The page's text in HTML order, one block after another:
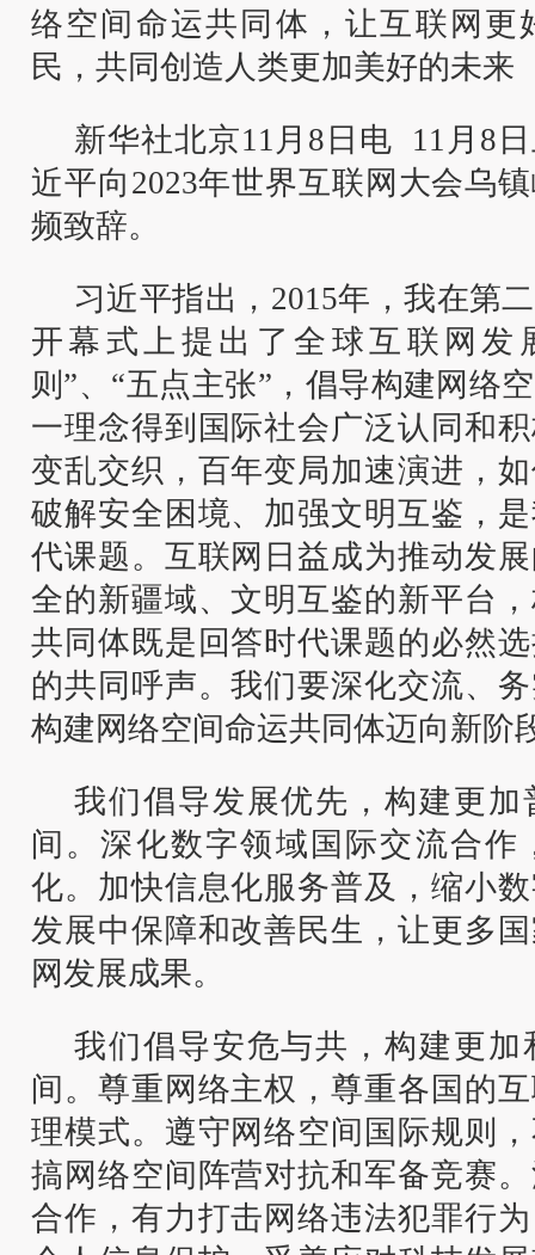
络空间命运共同体，让互联网更
民，共同创造人类更加美好的未来
新华社北京11月8日电 11月8
近平向2023年世界互联网大会乌
频致辞。
习近平指出，2015年，我在第
开幕式上提出了全球互联网发
则”、“五点主张”，倡导构建网络
一理念得到国际社会广泛认同和
变乱交织，百年变局加速演进，
破解安全困境、加强文明互鉴，
代课题。互联网日益成为推动发
全的新疆域、文明互鉴的新平台
共同体既是回答时代课题的必然
的共同呼声。我们要深化交流、
构建网络空间命运共同体迈向新阶
我们倡导发展优先，构建更加
间。深化数字领域国际交流合作
化。加快信息化服务普及，缩小
发展中保障和改善民生，让更多
网发展成果。
我们倡导安危与共，构建更加
间。尊重网络主权，尊重各国的
理模式。遵守网络空间国际规则
搞网络空间阵营对抗和军备竞赛
合作，有力打击网络违法犯罪行